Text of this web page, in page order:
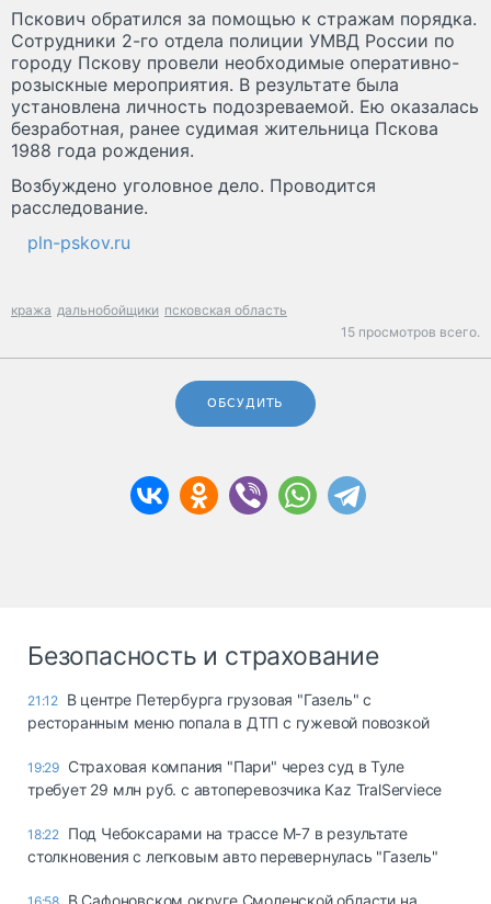
Пскович обратился за помощью к стражам порядка.
Сотрудники 2-го отдела полиции УМВД России по
городу Пскову провели необходимые оперативно-
розыскные мероприятия. В результате была
установлена личность подозреваемой. Ею оказалась
безработная, ранее судимая жительница Пскова
1988 года рождения.
Возбуждено уголовное дело. Проводится
расследование.
pln-pskov.ru
кража дальнобойщики псковская область
15 просмотров всего.
ОБСУДИТЬ
Безопасность и страхование
21:12 В центре Петербурга грузовая "Газель" с
ресторанным меню попала в ДТП с гужевой повозкой
19:29 Страховая компания "Пари" через суд в Туле
требует 29 млн руб. с автоперевозчика Kaz TralServiece
18:22 Под Чебоксарами на трассе М-7 в результате
столкновения с легковым авто перевернулась "Газель"
В Сафоновском округе Смоленской области на